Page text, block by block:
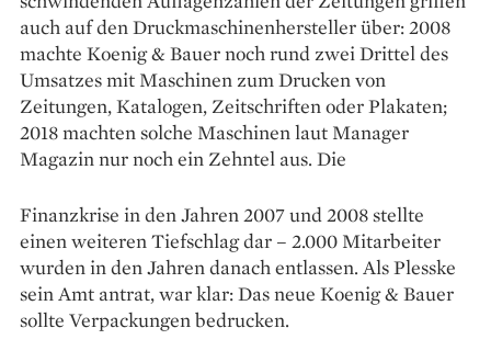
auch auf den Druckmaschinenhersteller über: 2008
machte Koenig & Bauer noch rund zwei Drittel des
Umsatzes mit Maschinen zum Drucken von
Zeitungen, Katalogen, Zeitschriften oder Plakaten;
2018 machten solche Maschinen laut Manager
Magazin nur noch ein Zehntel aus. Die
Finanzkrise in den Jahren 2007 und 2008 stellte
einen weiteren Tiefschlag dar – 2.000 Mitarbeiter
wurden in den Jahren danach entlassen. Als Plesske
sein Amt antrat, war klar: Das neue Koenig & Bauer
sollte Verpackungen bedrucken.